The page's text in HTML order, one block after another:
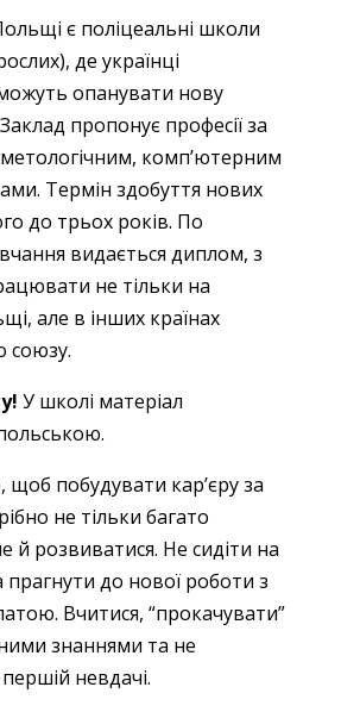
є поліцеальні школи
де українці
опанувати нову
пропонує професії за
комп’ютерним
Термін здобуття нових
до трьох років. По
видається диплом, з
не тільки на
але в інших країнах
союзу.
У школі матеріал
щоб побудувати кар’єру за
не тільки багато
й розвиватися. Не сидіти на
прагнути до нової роботи з
Вчитися, “прокачувати”
знаннями та не
невдачі.